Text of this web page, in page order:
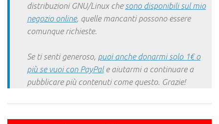
distribuzioni GNU/Linux che sono disponibili sul mio
negozio online, quelle mancanti possono essere
comunque richieste.
Se ti senti generoso, puoi anche donarmi solo 1€ o
più se vuoi con PayPale aiutarmi a continuare a
pubblicare più contenuti come questo. Grazie!